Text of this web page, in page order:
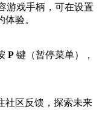
游戏手柄，可在设置
验。
P 键（暂停菜单），
社区反馈，探索未来